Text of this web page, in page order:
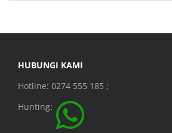
HUBUNGI KAMI
Hotline: 0274 555 185 ;
Hunting: